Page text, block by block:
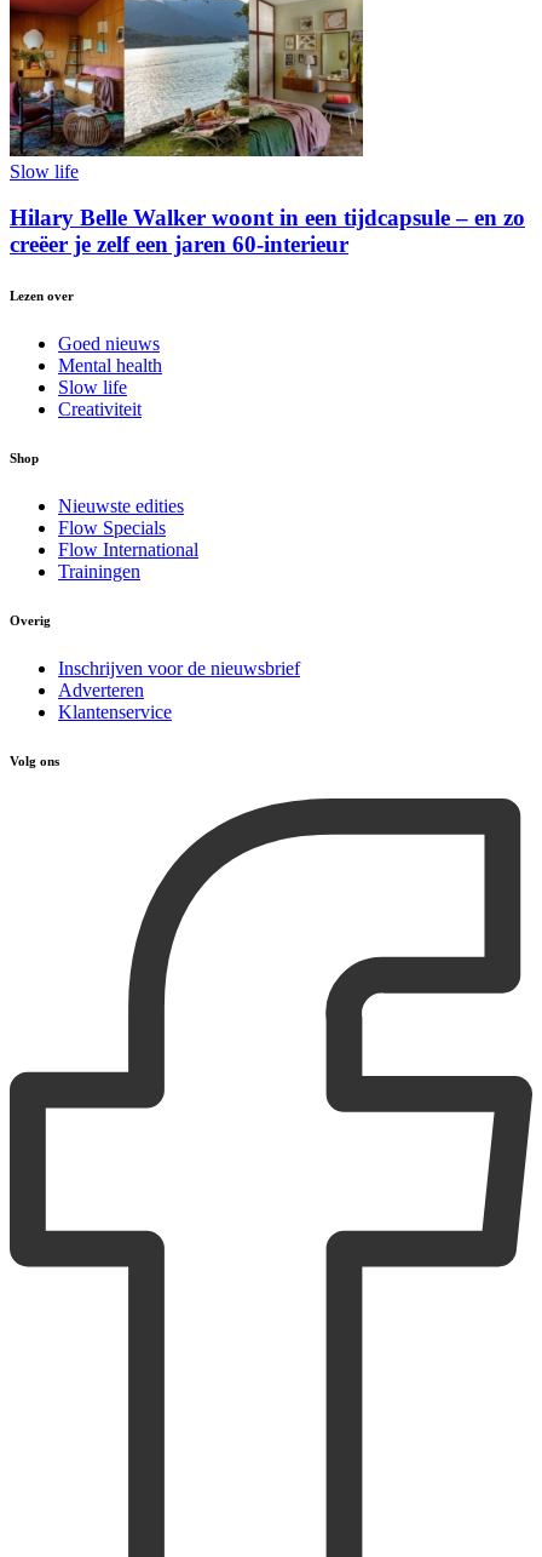
Slow life
Hilary Belle Walker woont in een tijdcapsule – en zo
creëer je zelf een jaren 60-interieur
Lezen over
Goed nieuws
Mental health
Slow life
Creativiteit
Shop
Nieuwste edities
Flow Specials
Flow International
Trainingen
Overig
Inschrijven voor de nieuwsbrief
Adverteren
Klantenservice
Volg ons